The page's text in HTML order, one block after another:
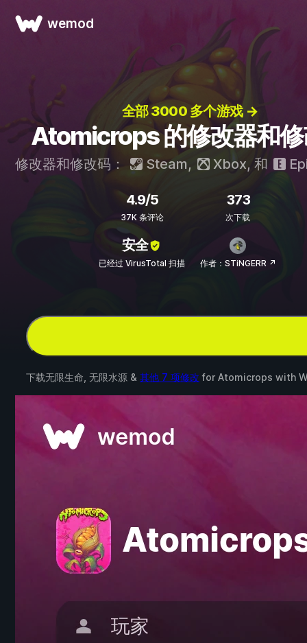
wemod
全部 3000 多个游戏 →
Atomicrops 的修改器和
修改器和修改码： Steam, Xbox, 和
4.9/5
37K 条评论
373
次下载
安全
已经过 VirusTotal 扫描 作者：STiNGERR ↗
下载无限生命, 无限水源 & 其他 7 项修改 for Atomicrops with